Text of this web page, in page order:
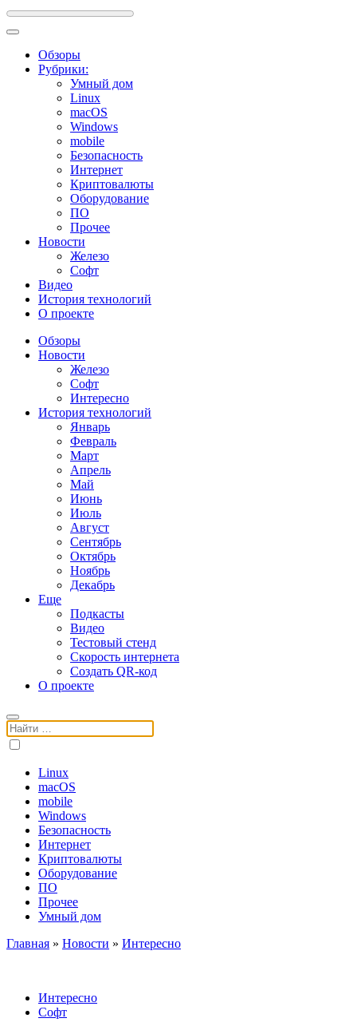
Обзоры
Рубрики:
Умный дом
Linux
macOS
Windows
mobile
Безопасность
Интернет
Криптовалюты
Оборудование
ПО
Прочее
Новости
Железо
Софт
Видео
История технологий
О проекте
Обзоры
Новости
Железо
Софт
Интересно
История технологий
Январь
Февраль
Март
Апрель
Май
Июнь
Июль
Август
Сентябрь
Октябрь
Ноябрь
Декабрь
Еще
Подкасты
Видео
Тестовый стенд
Скорость интернета
Создать QR-код
О проекте
Поиск:
Linux
macOS
mobile
Windows
Безопасность
Интернет
Криптовалюты
Оборудование
ПО
Прочее
Умный дом
Главная » Новости » Интересно
Интересно
Софт